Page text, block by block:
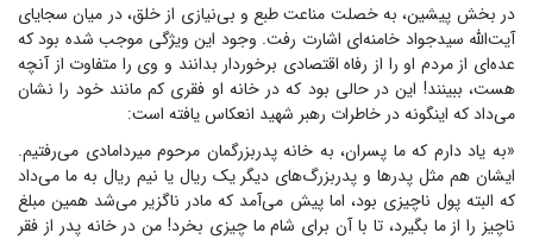
در بخش پیشین، به خصلت مناعت طبع و بی‌نیازی از خلق، در میان سجایای
آیت‌الله سیدجواد خامنه‌ای اشارت رفت. وجود این ویژگی موجب شده بود که
عده‌ای از مردم او را از رفاه اقتصادی برخوردار بدانند و وی را متفاوت از آنچه
هست، ببینند! این در حالی بود که در خانه او فقری کم مانند خود را نشان
می‌داد که اینگونه در خاطرات رهبر شهید انعکاس یافته است:
«به یاد دارم که ما پسران، به خانه پدربزرگمان مرحوم میردامادی می‌رفتیم.
ایشان هم مثل پدر‌ها و پدربزرگ‌های دیگر یک ریال یا نیم ریال به ما می‌داد
که البته پول ناچیزی بود، اما پیش می‌آمد که مادر ناگزیر می‌شد همین مبلغ
ناچیز را از ما بگیرد، تا با آن برای شام ما چیزی بخرد! من در خانه پدر از فقر